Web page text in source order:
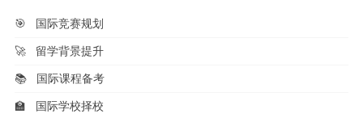
🎯 国际竞赛规划
🚀 留学背景提升
📚 国际课程备考
🏫 国际学校择校